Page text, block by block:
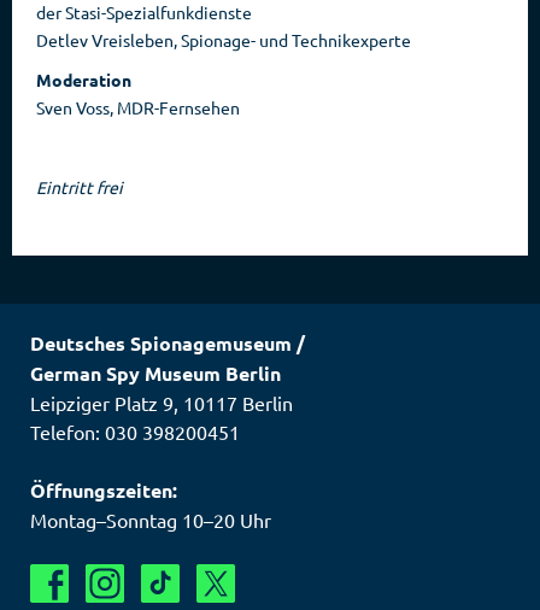
der Stasi-Spezialfunkdienste
Detlev Vreisleben, Spionage- und Technikexperte
Moderation
Sven Voss, MDR-Fernsehen
Eintritt frei
Deutsches Spionagemuseum /
German Spy Museum Berlin
Leipziger Platz 9, 10117 Berlin
Telefon: 030 398200451
Öffnungszeiten:
Montag–Sonntag 10–20 Uhr